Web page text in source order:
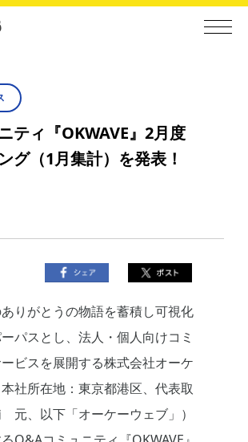
ティ『OKWAVE』2月度
グ（1月集計）を発表！
ありがとうの物語を蓄積し可視化
パスとし、法人・個人向けコミ
ビスを展開する株式会社オーケ
社所在地：東京都港区、代表取
元、以下「オーケーウェブ」）